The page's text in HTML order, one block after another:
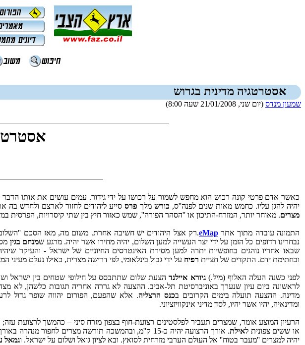
אסטרטגיה מדינית בגרוש
שמעון מנדס (יום שני, 21/01/2008 שעה 8:00)
כאשר אדם פרטי קונה רכוש הוא מחפש לשמור על רכושו על ידי גידור. עמים עושים את אותו
יהיה להגן עליו. כחמש מאות שנים לפנה''ס, כורש מלך פרס סייע ליהודים לחזור לארצם ולחדש
מצרים. מאוחר יותר, המזרח-התיכון או ''הסהר הפורה'', שמש כאזור חיץ בין שתי קיסרויות, הפרסית
התמונה עובדה מתוך אתרeMap.רק אצל היהודים יש חשיבה אחרת. משום מה, מאז הסכם
נבחרינו רדופים כל הזמן על ידי יצר העשייה למען השלום, יהיה מחירו אשר יהיה. מרגע שמנחם בגין
שבאו אחריו נוהגים בחופשיות יתרה למען מסירת האינטרסים החיוניים של ישראל - והעיקר
ובחתימת ידם. התקדים של חציית רפיח על ידי גבול בינלאומי, לפי דרישה מצרית, כאילו נעלם מעיני
לפני כשנה העלה האלוף (מיל.)גיורא איילנדהצעת שלום שתתבסס על חילופי שטחים בין ישראל
לראשונה ביום עיון שנערך באוניברסיטת תל-אביב. ההצעה לא גררה אחריה תגובות כלשהן, לא
מדינה. ההצעה תועלה בימים הקרובים בכנס הרצליה. אלא שהפעם, הפורום יהווה שופר גדול
ומדינאיה, יהיו אשר יהיו, לסד מדיני אינקוויזציוני.
הרעיון המוצע אומר, שמצרים תעביר לפלסטינים רצועת-חוף בצפון מזרח סיני – כהמשך לרצועת
או ששים צפונית לאילת
יהיה למצרים ''מעבר בטוח'' אל העולם הערבי מזרחית לסואץ. ובא לציון גואל ושלום על ישראל. וגמאל